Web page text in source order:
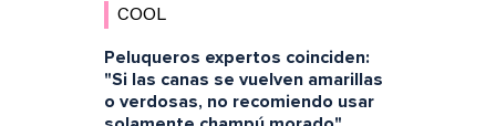
COOL
Peluqueros expertos coinciden:
"Si las canas se vuelven amarillas
o verdosas, no recomiendo usar